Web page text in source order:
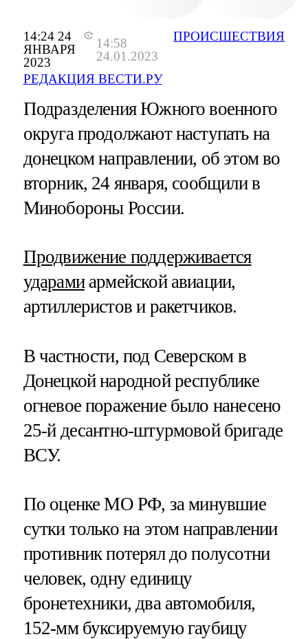
14:24 24
ЯНВАРЯ
2023
14:58
24.01.2023
РЕДАКЦИЯ ВЕСТИ.РУ
ПРОИСШЕСТВИЯ
Подразделения Южного военного
округа продолжают наступать на
донецком направлении, об этом во
вторник, 24 января, сообщили в
Минобороны России.
Продвижение поддерживается
ударамиармейской авиации,
артиллеристов и ракетчиков.
В частности, под Северском в
Донецкой народной республике
огневое поражение было нанесено
25-й десантно-штурмовой бригаде
ВСУ.
По оценке МО РФ, за минувшие
сутки только на этом направлении
противник потерял до полусотни
человек, одну единицу
бронетехники, два автомобиля,
152-мм буксируемую гаубицу